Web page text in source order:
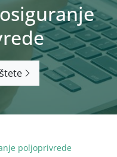
poljoprivrede